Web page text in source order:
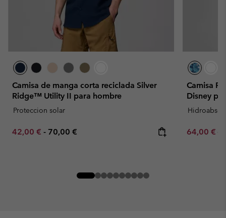
Camisa de manga corta reciclada Silver
Ridge™ Utility II para hombre
Proteccion solar
Minimum sale price:
42,00 € - Maximum price:
70,00 €
Camisa
Disney
Sale price:
64,00 €